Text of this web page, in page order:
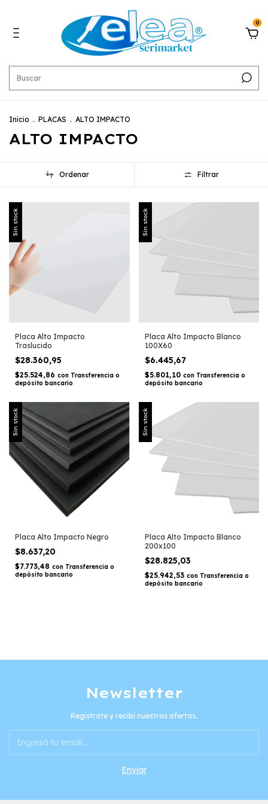
0
Inicio . PLACAS . ALTO IMPACTO
ALTO IMPACTO
Ordenar Filtrar
Sin stock
Placa Alto Impacto
Traslucido
$28.360,95
$25.524,86 con Transferencia o
depósito bancario
Sin stock
Placa Alto Impacto Blanco
100X60
$6.445,67
$5.801,10 con Transferencia o
depósito bancario
Sin stock
Placa Alto Impacto Negro
$8.637,20
$7.773,48 con Transferencia o
depósito bancario
Sin stock
Placa Alto Impacto Blanco
200x100
$28.825,03
$25.942,53 con Transferencia o
depósito bancario
Newsletter
Registrate y recibí nuestras ofertas.